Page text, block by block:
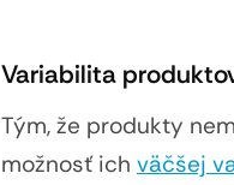
Variabilita
Tým, že produkty
možnosť ich väčšej